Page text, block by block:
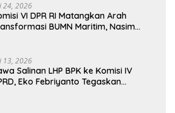
24, 2026
VI DPR RI Matangkan Arah
BUMN Maritim, Nasim
13, 2026
Salinan LHP BPK ke Komisi IV
Eko Febriyanto Tegaskan